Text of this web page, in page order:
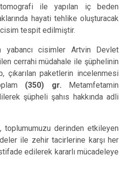
ile yapılan iç beden
hayati tehlike oluşturacak
tespit edilmiştir.
cisimler Artvin Devlet
cerrahi müdahale ile şüphelinin
çıkarılan paketlerin incelenmesi
(350) gr. Metamfetamin
şüpheli şahıs hakkında adli
toplumumuzu derinden etkileyen
ile zehir tacirlerine karşı her
edilerek kararlı mücadeleye